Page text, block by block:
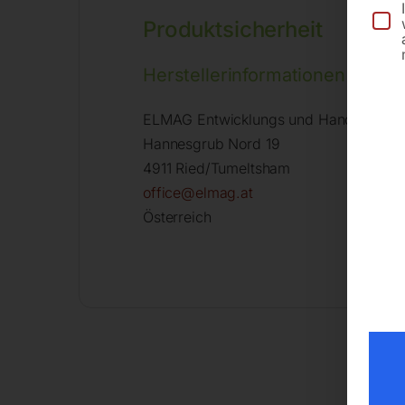
Produktsicherheit
Herstellerinformationen
ELMAG Entwicklungs und Handels
Hannesgrub Nord 19
4911 Ried/Tumeltsham
office@elmag.at
Österreich